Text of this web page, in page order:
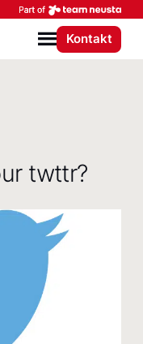
Menü
Kontakt
twttr?